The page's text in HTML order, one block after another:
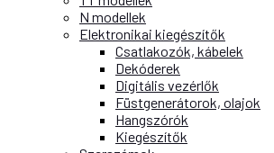
N modellek
Elektronikai kiegészítők
Csatlakozók, kábelek
Dekóderek
Digitális vezérlők
Füstgenerátorok, olajok
Hangszórók
Kiegészítők